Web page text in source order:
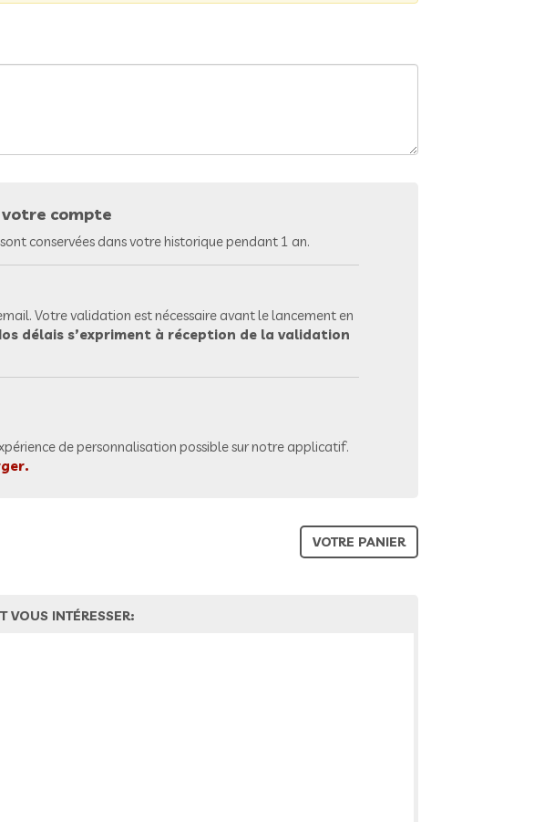
compte
conservées dans votre historique pendant 1 an.
Votre validation est nécessaire avant le lancement en
délais s’expriment à réception de la validation
de personnalisation possible sur notre applicatif.
VOTRE PANIER
VOUS INTÉRESSER: